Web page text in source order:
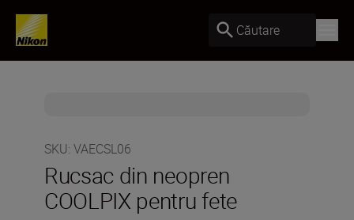
Căutare
SKU: VAECSL06
Rucsac din neopren
COOLPIX pentru fete